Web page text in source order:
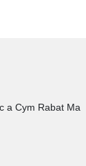
a Cym Rabat Ma